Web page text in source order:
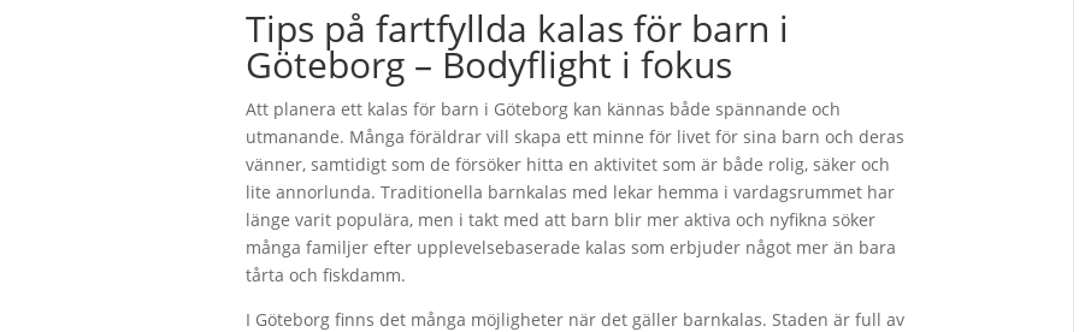
Tips på fartfyllda kalas för barn i
Göteborg – Bodyflight i fokus
Att planera ett kalas för barn i Göteborg kan kännas både spännande och
utmanande. Många föräldrar vill skapa ett minne för livet för sina barn och deras
vänner, samtidigt som de försöker hitta en aktivitet som är både rolig, säker och
lite annorlunda. Traditionella barnkalas med lekar hemma i vardagsrummet har
länge varit populära, men i takt med att barn blir mer aktiva och nyfikna söker
många familjer efter upplevelsebaserade kalas som erbjuder något mer än bara
tårta och fiskdamm.
I Göteborg finns det många möjligheter när det gäller barnkalas. Staden är full av